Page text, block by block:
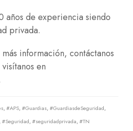
años de experiencia siendo
privada.
información, contáctanos
en
,#APS,#Guardias,#GuardiasdeSeguridad,
#Seguridad,#seguridadprivada,#TN